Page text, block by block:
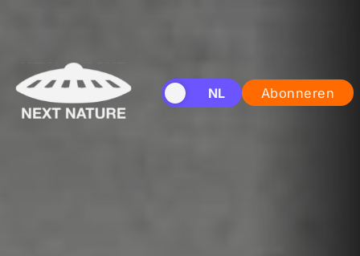
EN NL Abonneren